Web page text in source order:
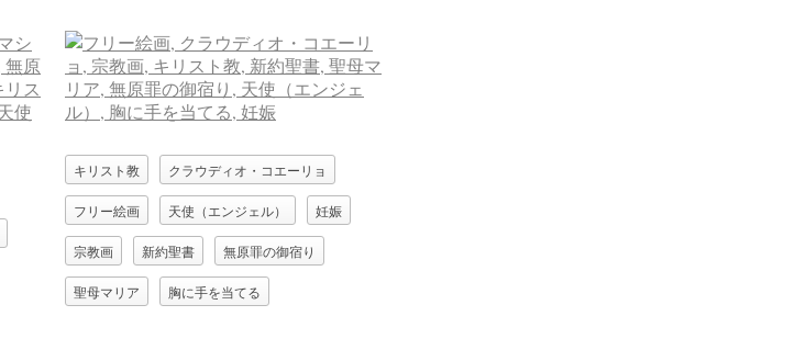
キリスト教 クラウディオ・コエーリョ
フリー絵画 天使（エンジェル） 妊娠
宗教画 新約聖書 無原罪の御宿り
聖母マリア 胸に手を当てる